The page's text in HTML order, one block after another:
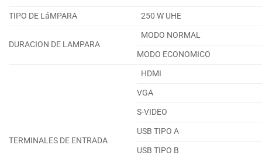
TIPO DE LáMPARA
250 W UHE
DURACION DE LAMPARA
MODO NORMAL
MODO ECONOMICO
TERMINALES DE ENTRADA
HDMI
VGA
S-VIDEO
USB TIPO A
USB TIPO B